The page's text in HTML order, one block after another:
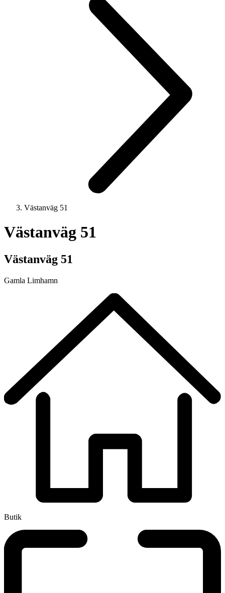
Västanväg 51
Västanväg 51
Västanväg 51
Gamla Limhamn
Butik